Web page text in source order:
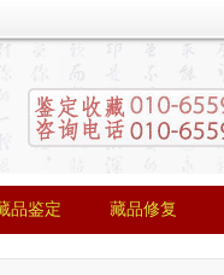
品鉴定
品鉴定
藏品修复
藏品修复